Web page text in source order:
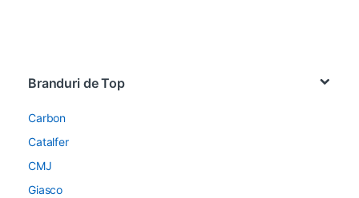
Branduri de Top
Carbon
Catalfer
CMJ
Giasco